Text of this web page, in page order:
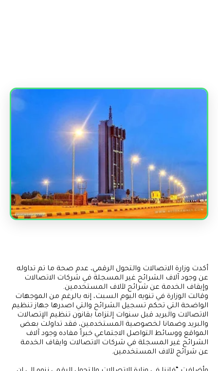
أكدت وزارة الاتصالات والتحول الرقمي، عدم صحة ما تم تداوله
عن وجود آلاف الشرائح غير المسجلة في شركات الاتصالات
وإيقاف الخدمة عن شرائح لآلاف المستخدمين.
وقالت الوزارة في تنويه اليوم السبت، إنه بالرغم من الموجهات
الواضحة التي تحكم تسجيل الشرائح والتي اصدرها جهاز تنظيم
الاتصالات والبريد قبل سنوات إلتزاما بقانون تنظيم الإتصالات
والبريد وضمانا لخصوصية المستخدمين، فقد تداولت بعض
المواقع ووسائط التواصل الاجتماعي خبراً مفاده وجود آلاف
الشرائح غير المسجلة في شركات الاتصالات وايقاف الخدمة
عن شرائح لآلاف المستخدمين.